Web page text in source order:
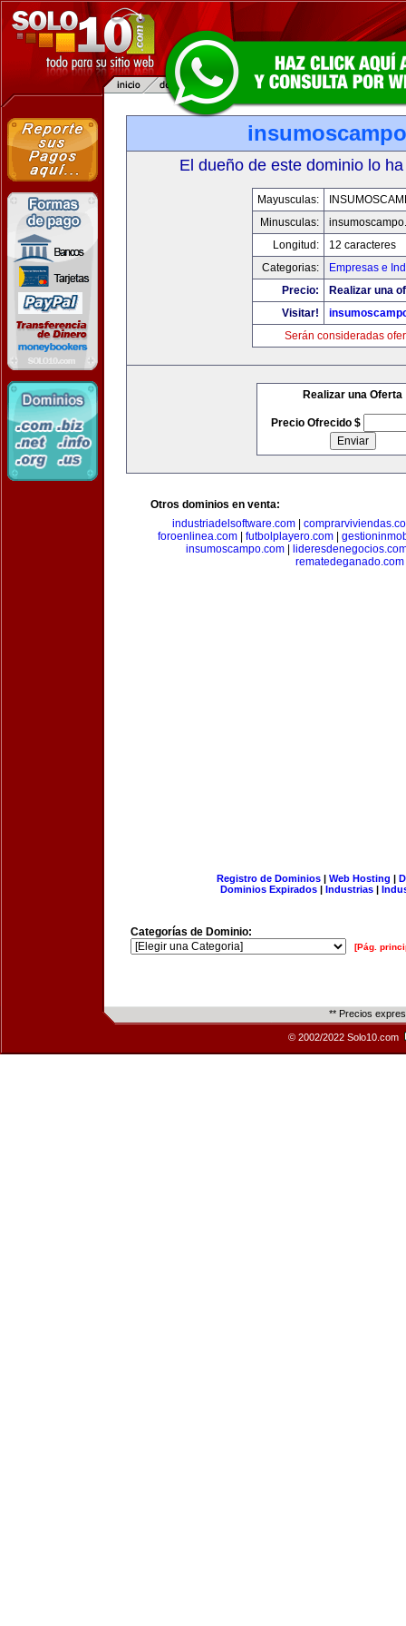
El dueño de este dominio lo
Mayusculas:
Minusculas:
Longitud:
12 caracteres
Categorias:
Empresas e
Precio:
Realizar una
Visitar!
Serán consideradas
Realizar una Oferta
Precio Ofrecido $
Otros dominios en venta:
industriadelsoftware.com|
foroenlinea.com
futbolplayero.com
insumoscampo.com|
rematedeganado.com
Registro de Dominios| Web Hosting |
Dominios Expirados | Industrias |
Categorías de Dominio:
[Pág.
** Precios
© 2002/2022 Solo10.com